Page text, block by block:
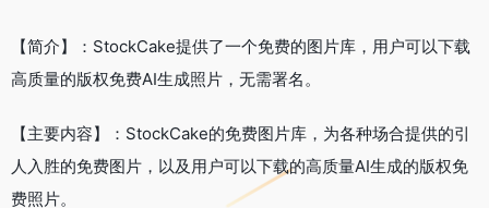
【简介】：StockCake提供了一个免费的图片库，用户可以下载
高质量的版权免费AI生成照片，无需署名。
【主要内容】：StockCake的免费图片库，为各种场合提供的引
人入胜的免费图片，以及用户可以下载的高质量AI生成的版权免
费照片。